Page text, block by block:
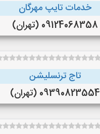
خدمات تایپ مهرگان
09124068358 (تهران)
تاج ترنسلیشن
09390823554 (تهران)